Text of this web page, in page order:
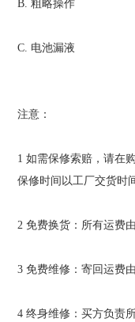
B.粗略操作
C. 电池漏液
注意：
1如需保修索赔，请在
保修时间以工厂交货时
2免费换货：所有运费
3免费维修：寄回运费
4终身维修：买方负责